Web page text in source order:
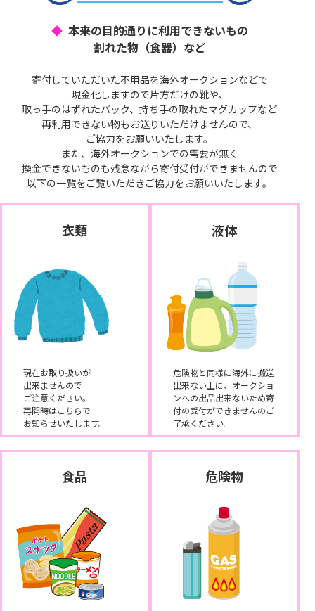
本来の目的通りに利用できないもの
割れた物（食器）など
寄付していただいた不用品を海外オークションなどで
現金化しますので片方だけの靴や、
取っ手のはずれたバック、持ち手の取れたマグカップなど
再利用できない物もお送りいただけませんので、
ご協力をお願いいたします。
また、海外オークションでの需要が無く
換金できないものも残念ながら寄付受付ができませんので
以下の一覧をご覧いただきご協力をお願いいたします。
衣類
現在お取り扱いが
出来ませんので
ご注意ください。
再開時はこちらで
お知らせいたします。
液体
危険物と同様に海外に搬送
出来ない上に、オークショ
ンへの出品出来ないため寄
付の受付ができませんのご
了承ください。
食品 危険物